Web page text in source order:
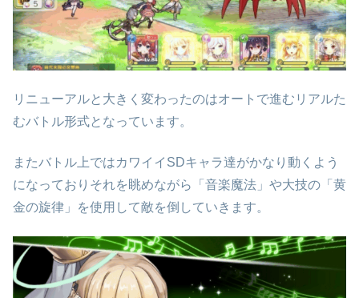
リニューアルと大きく変わったのはオートで進むリアルた
むバトル形式となっています。
またバトル上ではカワイイSDキャラ達がかなり動くよう
になっておりそれを眺めながら「音楽魔法」や大技の「黄
金の旋律」を使用して敵を倒していきます。